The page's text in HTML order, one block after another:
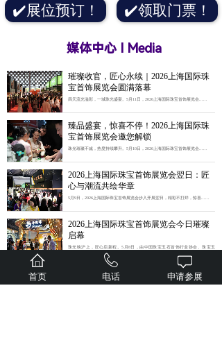
✔️展位预订！ ✔️领取门票！
媒体中心 I Media
璀璨收官，匠心永续｜2026上海国际珠
宝首饰展览会圆满落幕
四天流光溢彩，一城珠光盛宴。5月11日，2026上海国际珠宝首饰展览会......
臻品盛宴，惊喜不停！2026上海国际珠
宝首饰展览会邀您解锁
珠光璀璨不减，热度持续攀升。5月10日，2026上海国际珠宝首饰展览会......
2026上海国际珠宝首饰展览会翌日：匠
心与潮流共绘华章
5月9日，2026上海国际珠宝首饰展览会步入开展翌日，精彩不打烊，惊喜......
2026上海国际珠宝首饰展览会今日璀璨
启幕
珠光映沪上，匠心启新程。5月8日，由中国珠宝玉石首饰行业协会、珠宝玉
汇聚全球资源，引领消费新风——感恩
有您，2025上海国际珠宝首饰展览会圆
首页 电话 申请参展